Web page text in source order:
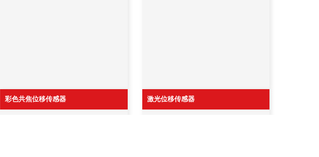
彩色共焦位移传感器 激光位移传感器